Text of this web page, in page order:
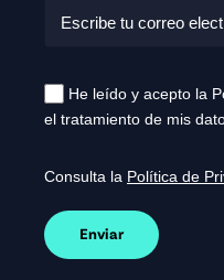
He leído y acepto la
el tratamiento de mis
Consulta la Política de
Enviar